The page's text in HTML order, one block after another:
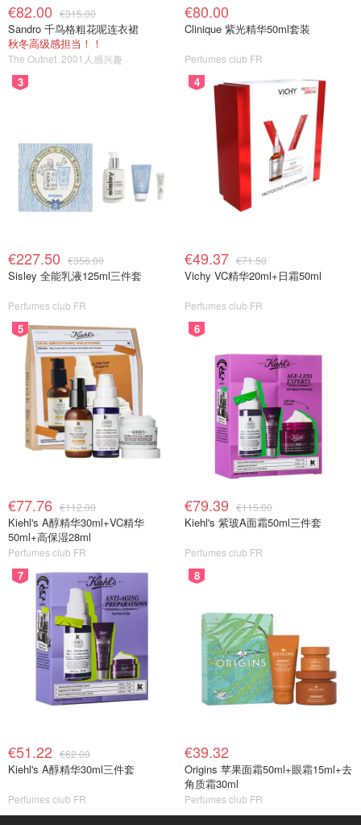
€82.00 €315.00
Sandro 千鸟格粗花呢连衣裙
秋冬高级感担当！！
The Outnet 2001人感兴趣
€80.00
Clinique 紫光精华50ml套装
Perfumes club FR
3
€227.50 €356.00
Sisley 全能乳液125ml三件套
Perfumes club FR
4
€49.37 €71.50
Vichy VC精华20ml+日霜50ml
Perfumes club FR
5
€77.76 €112.00
Kiehl's A醇精华30ml+VC精华
50ml+高保湿28ml
Perfumes club FR
6
€79.39 €115.00
Kiehl's 紫玻A面霜50ml三件套
Perfumes club FR
7
€51.22 €62.00
Kiehl's A醇精华30ml三件套
Perfumes club FR
8
€39.32
Origins 苹果面霜50ml+眼霜15ml+去
角质霜30ml
Perfumes club FR